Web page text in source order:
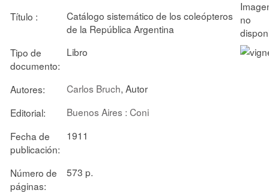
Título :
Catálogo sistemático de los coleópteros
de la República Argentina
Tipo de
documento:
Libro
Autores: Carlos Bruch, Autor
Editorial:
Buenos Aires : Coni
Fecha de
publicación:
1911
Número de
páginas:
573 p.